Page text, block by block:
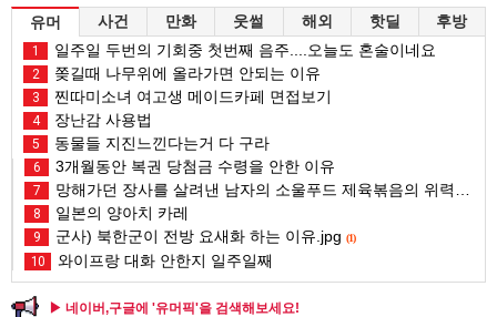
유머 사건 만화 웃썰 해외 핫딜 후방
1 일주일 두번의 기회중 첫번째 음주....오늘도 혼술이네요
2 쫒길때 나무위에 올라가면 안되는 이유
3 찐따미소녀 여고생 메이드카페 면접보기
4 장난감 사용법
5 동물들 지진느낀다는거 다 구라
6 3개월동안 복권 당첨금 수령을 안한 이유
7 망해가던 장사를 살려낸 남자의 소울푸드 제육볶음의 위력 ㅋㅋ
8 일본의 양아치 카레
9 군사) 북한군이 전방 요새화 하는 이유.jpg (1)
10 와이프랑 대화 안한지 일주일째
▶ 네이버,구글에 '유머픽'을 검색해보세요!